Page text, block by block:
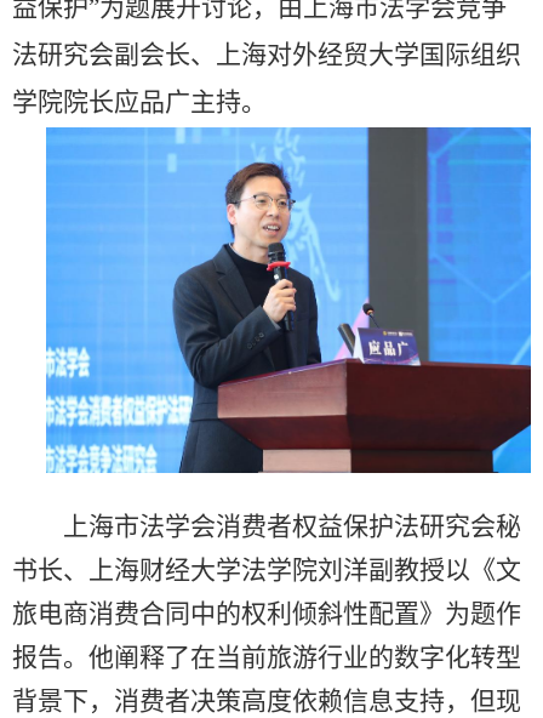
益保护”为题展开讨论，由上海市法学会竞争
法研究会副会长、上海对外经贸大学国际组织
学院院长应品广主持。
上海市法学会消费者权益保护法研究会秘
书长、上海财经大学法学院刘洋副教授以《文
旅电商消费合同中的权利倾斜性配置》为题作
报告。他阐释了在当前旅游行业的数字化转型
背景下，消费者决策高度依赖信息支持，但现